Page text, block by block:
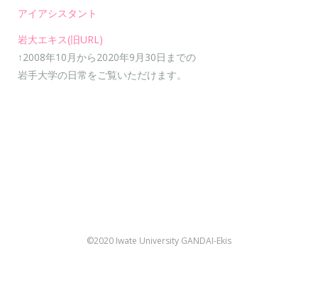
アイアシスタント
岩大エキス(旧URL)
↑2008年10月から2020年9月30日までの
岩手大学の日常をご覧いただけます。
©2020 Iwate University GANDAI-Ekis